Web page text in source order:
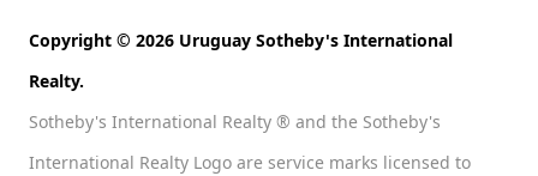
Copyright © 2026 Uruguay Sotheby's International
Realty.
Sotheby's International Realty ® and the Sotheby's
International Realty Logo are service marks licensed to